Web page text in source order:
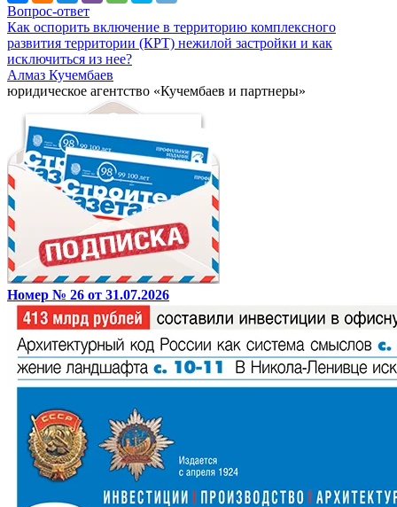
Вопрос-ответ
Как оспорить включение в территорию комплексного
развития территории (КРТ) нежилой застройки и как
исключиться из нее?
Алмаз Кучембаев
юридическое агентство «Кучембаев и партнеры»
Номер № 26 от 31.07.2026